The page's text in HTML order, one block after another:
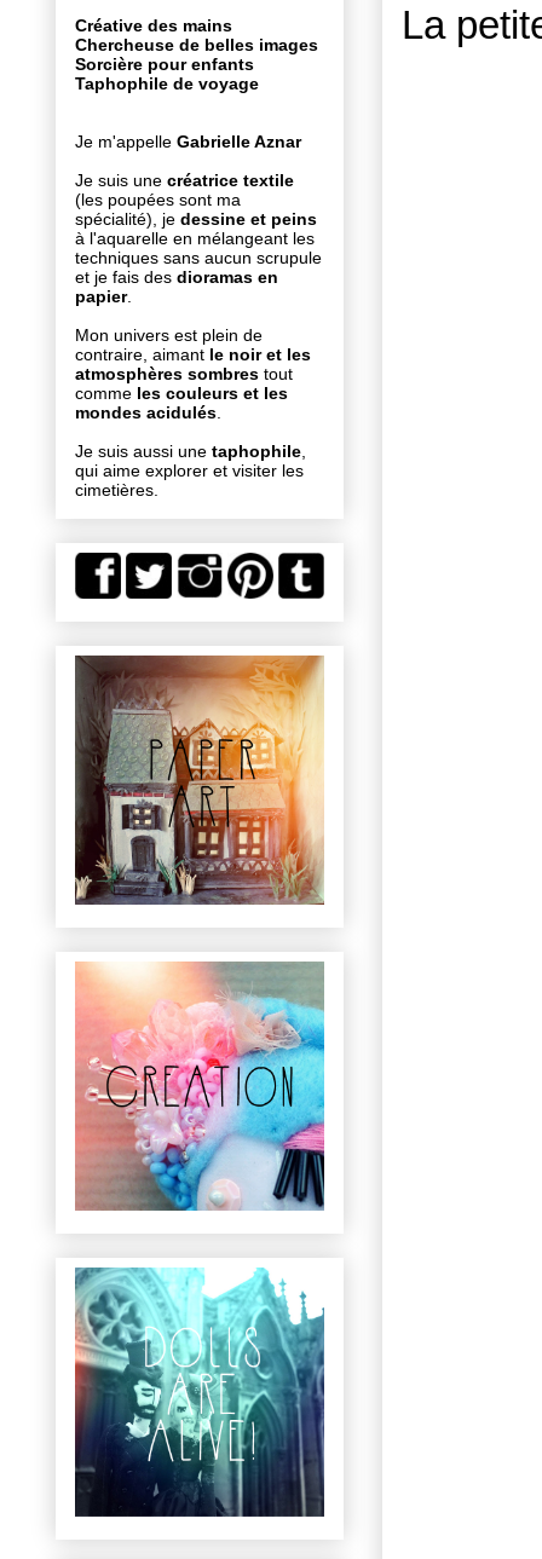
La
Créative des mains
Chercheuse de belles images
Sorcière pour enfants
Taphophile de voyage
Je m'appelle Gabrielle Aznar
Je suis une créatrice textile
(les poupées sont ma
spécialité), je dessine et peins
à l'aquarelle en mélangeant les
techniques sans aucun scrupule
et je fais des dioramas en
papier.
Mon univers est plein de
contraire, aimant le noir et les
atmosphères sombres tout
comme les couleurs et les
mondes acidulés
Je suis aussi une taphophile
qui aime explorer et visiter les
cimetières.